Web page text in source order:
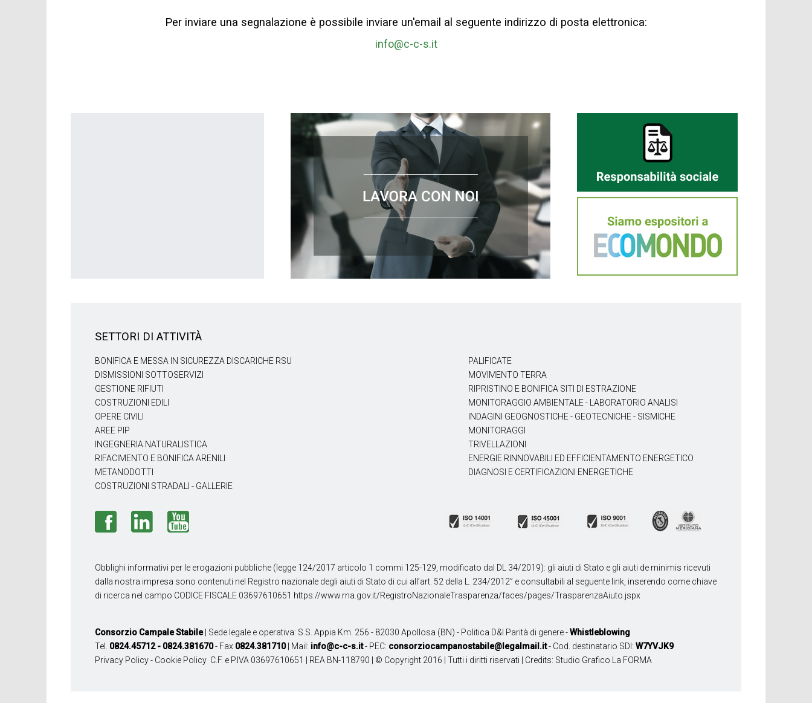
Per inviare una segnalazione è possibile inviare un'email al seguente indirizzo di posta elettronica:
info@c-c-s.it
SETTORI DI ATTIVITÀ
BONIFICA E MESSA IN SICUREZZA DISCARICHE RSU
DISMISSIONI SOTTOSERVIZI
GESTIONE RIFIUTI
COSTRUZIONI EDILI
OPERE CIVILI
AREE PIP
INGEGNERIA NATURALISTICA
RIFACIMENTO E BONIFICA ARENILI
METANODOTTI
COSTRUZIONI STRADALI - GALLERIE
PALIFICATE
MOVIMENTO TERRA
RIPRISTINO E BONIFICA SITI DI ESTRAZIONE
MONITORAGGIO AMBIENTALE - LABORATORIO ANALISI
INDAGINI GEOGNOSTICHE - GEOTECNICHE - SISMICHE
MONITORAGGI
TRIVELLAZIONI
ENERGIE RINNOVABILI ED EFFICIENTAMENTO ENERGETICO
DIAGNOSI E CERTIFICAZIONI ENERGETICHE
Obblighi informativi per le erogazioni pubbliche (legge 124/2017 articolo 1 commi 125-129, modificato dal DL 34/2019): gli aiuti di Stato e gli aiuti de minimis ricevuti
dalla nostra impresa sono contenuti nel Registro nazionale degli aiuti di Stato di cui all’art. 52 della L. 234/2012” e consultabili al seguente link, inserendo come chiave
di ricerca nel campo CODICE FISCALE 03697610651 https://www.rna.gov.it/RegistroNazionaleTrasparenza/faces/pages/TrasparenzaAiuto.jspx
Consorzio Campale Stabile| Sede legale e operativa: S.S. Appia Km. 256 - 82030 Apollosa (BN) - Politica D&I Parità di genere-Whistleblowing
Tel. 0824.45712 - 0824.381670- Fax 0824.381710| Mail: info@c-c-s.it- PEC: consorziocampanostabile@legalmail.it- Cod. destinatario SDI: W7YVJK9
Privacy Policy- Cookie Policy C.F. e P.IVA 03697610651 | REA BN-118790 | © Copyright 2016 | Tutti i diritti riservati | Credits: Studio Grafico La FORMA